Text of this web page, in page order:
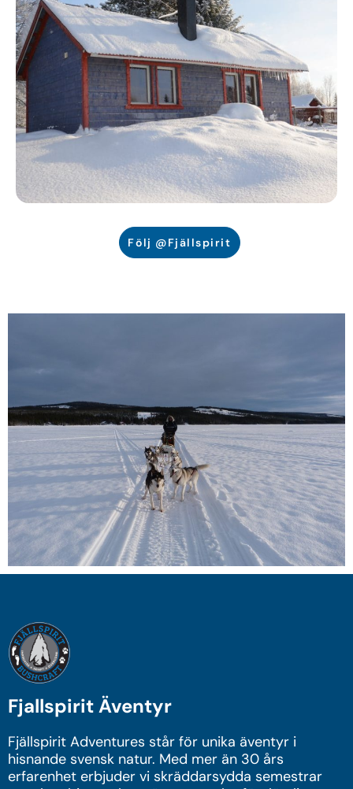
Följ @Fjällspirit
Fjallspirit Äventyr
Fjällspirit Adventures står för unika äventyr i
hisnande svensk natur. Med mer än 30 års
erfarenhet erbjuder vi skräddarsydda semestrar